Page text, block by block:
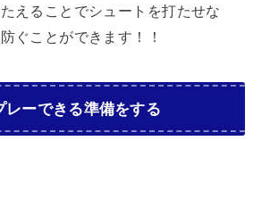
えることでシュートを打たせな
ぐことができます！！
レーできる準備をする